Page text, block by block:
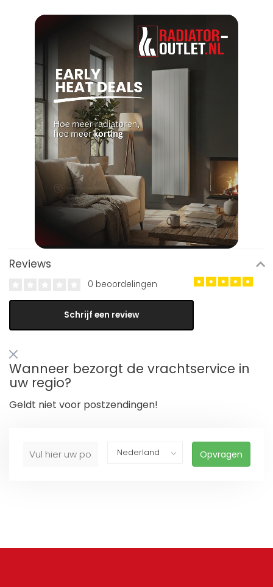
Reviews
0 beoordelingen
Schrijf een review
Wanneer bezorgt de vrachtservice in
uw regio?
Geldt niet voor postzendingen!
Opvragen